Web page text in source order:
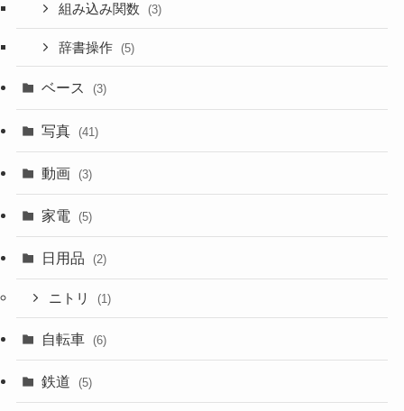
組み込み関数 (3)
辞書操作 (5)
ベース (3)
写真 (41)
動画 (3)
家電 (5)
日用品 (2)
ニトリ (1)
自転車 (6)
鉄道 (5)